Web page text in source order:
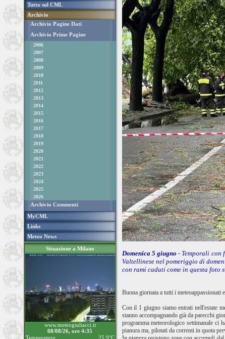
Tutto sul CML
Archivio
Archivio Pagine Dati
Archivio Prime Pagine
2006
2007
2008
2009
2010
2011
2012
2013
2014
2015
2016
2017
2018
2019
2020
2021
2022
2023
2024
2025
2026
Archivio Commenti
MyCML
Links
Meteo News
Situazione a Milano
www.meteogiuliacci.it
08/08/26, ore 4:35
Temperatura:
25.9°C
Domenica 5 giugno- Temporali con
Valtellinese nel pomeriggio di
con rami caduti come in questa foto
Buona giornata a tutti i meteoappassionati
Con il 1 giugno siamo entrati nell'estate
stanno accompagnando già da parecchi
programma meteorologico settimanale ci
pianura ma, pilotati da correnti in quota